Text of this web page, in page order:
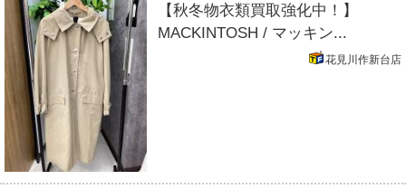
【秋冬物衣類買取強化中！】
MACKINTOSH / マッキン...
花見川作新台店